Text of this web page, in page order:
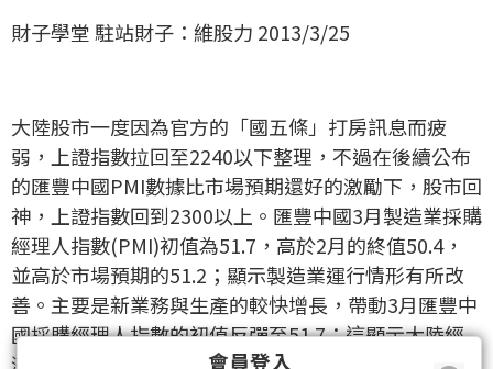
財子學堂 駐站財子：維股力 2013/3/25
大陸股市一度因為官方的「國五條」打房訊息而疲
弱，上證指數拉回至2240以下整理，不過在後續公布
的匯豐中國PMI數據比市場預期還好的激勵下，股市回
神，上證指數回到2300以上。匯豐中國3月製造業採購
經理人指數(PMI)初值為51.7，高於2月的終值50.4，
並高於市場預期的51.2；顯示製造業運行情形有所改
善。主要是新業務與生產的較快增長，帶動3月匯豐中
國採購經理人指數的初值反彈至51.7；這顯示大陸經
會員登入